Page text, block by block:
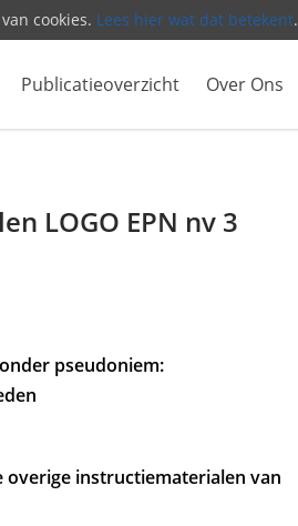
cookies. Lees hier wat dat betekent.
Publicatieoverzicht Over Ons
LOGO EPN nv 3
pseudoniem:
overige instructiematerialen van